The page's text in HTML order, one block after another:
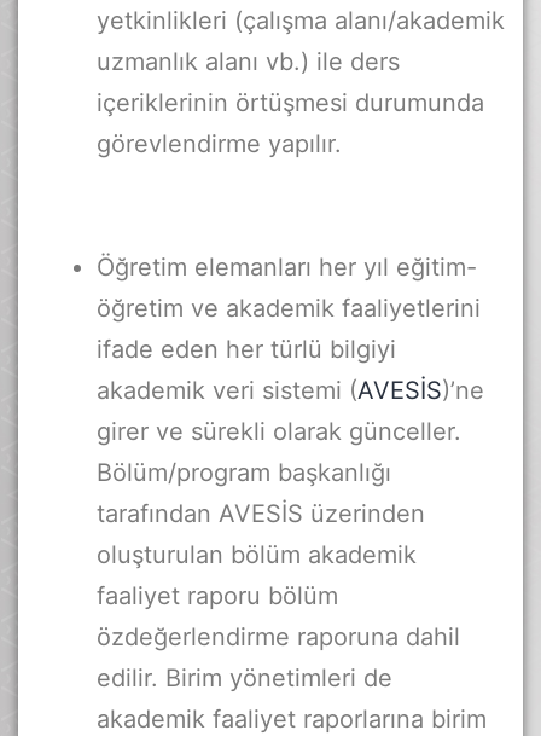
yetkinlikleri (çalışma alanı/akademik
uzmanlık alanı vb.) ile ders
içeriklerinin örtüşmesi durumunda
görevlendirme yapılır.
Öğretim elemanları her yıl eğitim-
öğretim ve akademik faaliyetlerini
ifade eden her türlü bilgiyi
akademik veri sistemi (AVESİS)’ne
girer ve sürekli olarak günceller.
Bölüm/program başkanlığı
tarafından AVESİS üzerinden
oluşturulan bölüm akademik
faaliyet raporu bölüm
özdeğerlendirme raporuna dahil
edilir. Birim yönetimleri de
akademik faaliyet raporlarına birim